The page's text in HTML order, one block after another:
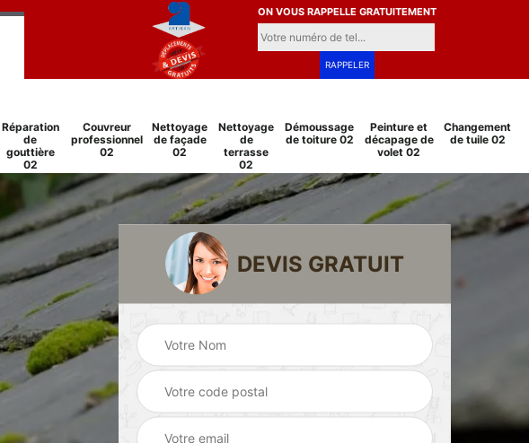
ON VOUS RAPPELLE GRATUITEMENT
Réparation
de
gouttière
02
Couvreur
professionnel
02
Nettoyage
de façade
02
Nettoyage
de
terrasse
02
Démoussage
de toiture 02
Peinture et
décapage de
volet 02
Changement
de tuile 02
Réparation
cheminée 02
Peinture sur tuile
changement
grillage et clôture
DEVIS GRATUIT